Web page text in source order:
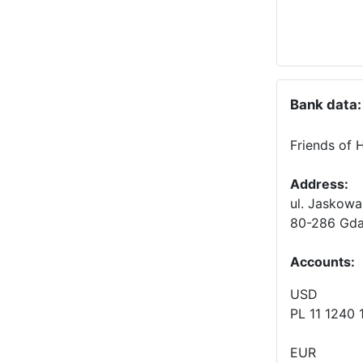
Bank data:
Friends of
Address:
ul.
80-286
Accounts:
USD
PL 11 1240
EUR